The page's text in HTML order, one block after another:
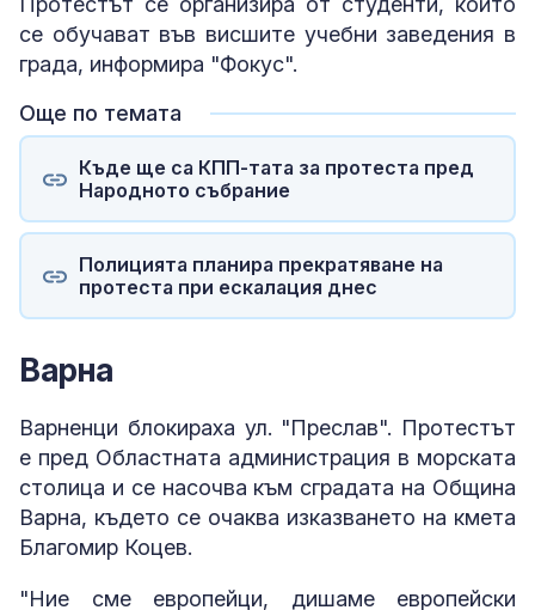
се обучават във висшите учебни заведения в
града, информира "Фокус".
Още по темата
Къде ще са КПП-тата за протеста пред
Народното събрание
Полицията планира прекратяване на
протеста при ескалация днес
Варна
Варненци блокираха ул. "Преслав". Протестът
е пред Областната администрация в морската
столица и се насочва към сградата на Община
Варна, където се очаква изказването на кмета
Благомир Коцев.
"Ние сме европейци, дишаме европейски